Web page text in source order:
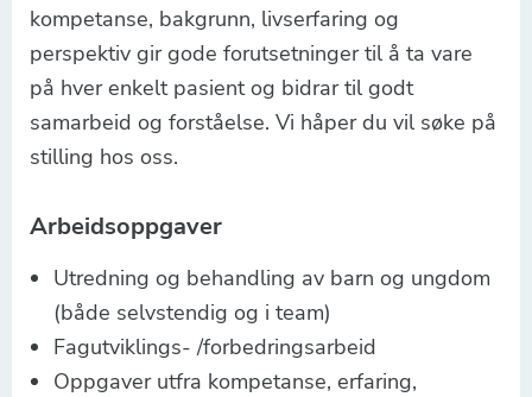
kompetanse, bakgrunn, livserfaring og
perspektiv gir gode forutsetninger til å ta vare
på hver enkelt pasient og bidrar til godt
samarbeid og forståelse. Vi håper du vil søke på
stilling hos oss.
Arbeidsoppgaver
Utredning og behandling av barn og ungdom
(både selvstendig og i team)
Fagutviklings- /forbedringsarbeid
Oppgaver utfra kompetanse, erfaring,